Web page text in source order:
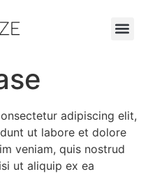
adipiscing elit,
ut labore et dolore
veniam, quis nostrud
ut aliquip ex ea